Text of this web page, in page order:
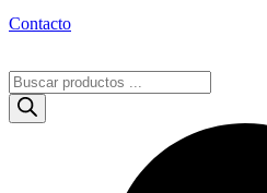
Contacto
Búsqueda
de
productos